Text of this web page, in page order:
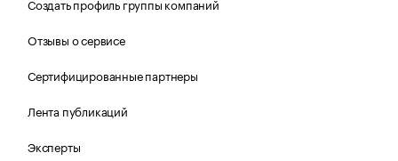
Создать профиль группы компаний
Отзывы о сервисе
Сертифицированные партнеры
Лента публикаций
Эксперты